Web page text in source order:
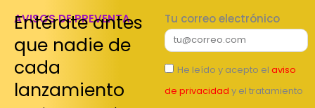
AVISOS DE PREVENTA
Entérate antes
que nadie de
cada
lanzamiento
Tu correo electrónico
He leído y acepto el aviso
de privacidad y el tratamiento